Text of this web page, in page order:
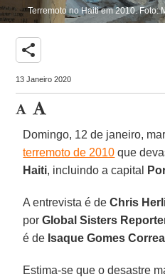
Terremoto no Haiti em 2010. Foto:
share
13 Janeiro 2020
Domingo, 12 de janeiro,
terremoto de 2010 que
Haiti, incluindo a capital
A entrevista é deChris
porGlobal Sisters
é de Isaque Gomes Correa
Estima-se que o desastre